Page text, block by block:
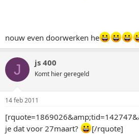
nouw even doorwerken he
J js 400
Komt hier geregeld
14 feb 2011
je dat voor 27maart?
[/rquote]